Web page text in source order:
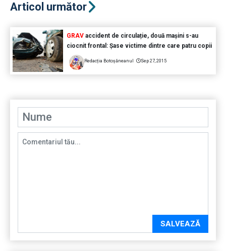
Articol următor
GRAV accident de circulație, două mașini s-au
ciocnit frontal: Șase victime dintre care patru copii
Redacția Botoșăneanul Sep 27, 2015
SALVEAZĂ